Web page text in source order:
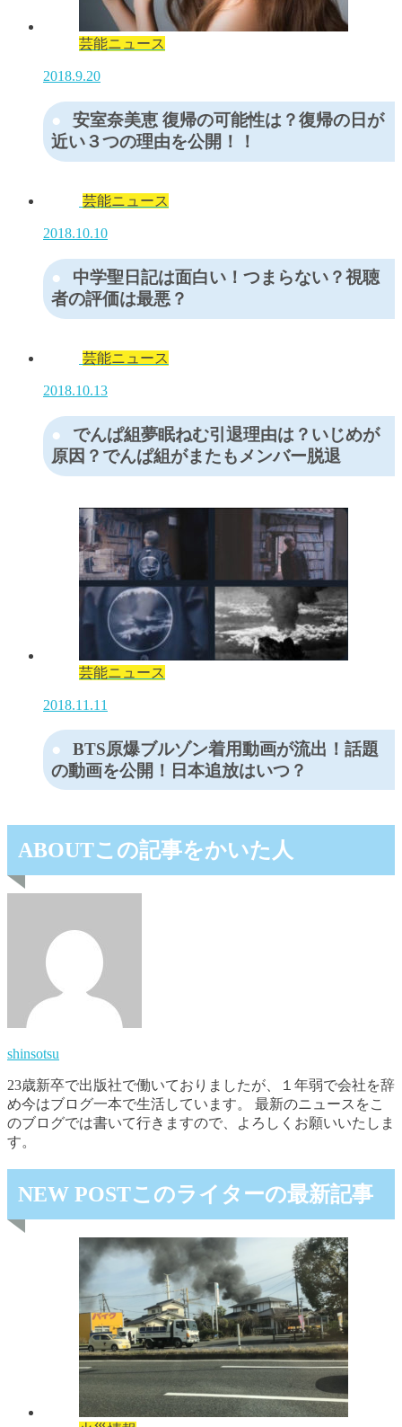
芸能ニュース
2018.9.20
安室奈美恵 復帰の可能性は？復帰の日が
近い３つの理由を公開！！
芸能ニュース
2018.10.10
中学聖日記は面白い！つまらない？視聴
者の評価は最悪？
芸能ニュース
2018.10.13
でんぱ組夢眠ねむ引退理由は？いじめが
原因？でんぱ組がまたもメンバー脱退
芸能ニュース
2018.11.11
BTS原爆ブルゾン着用動画が流出！話題
の動画を公開！日本追放はいつ？
ABOUTこの記事をかいた人
shinsotsu
23歳新卒で出版社で働いておりましたが、１年弱で会社を辞
め今はブログ一本で生活しています。 最新のニュースをこ
のブログでは書いて行きますので、よろしくお願いいたしま
す。
NEW POSTこのライターの最新記事